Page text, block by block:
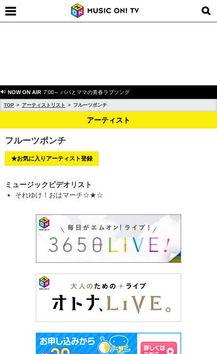
NOW ON AIR 7:00～ パパとママの青春ラブソング
TOP アーティストリスト フルーツポンチ
アーティスト
フルーツポンチ
★お気に入りアーティスト登録
ミュージックビデオリスト
それゆけ！おはマーチ☆★☆